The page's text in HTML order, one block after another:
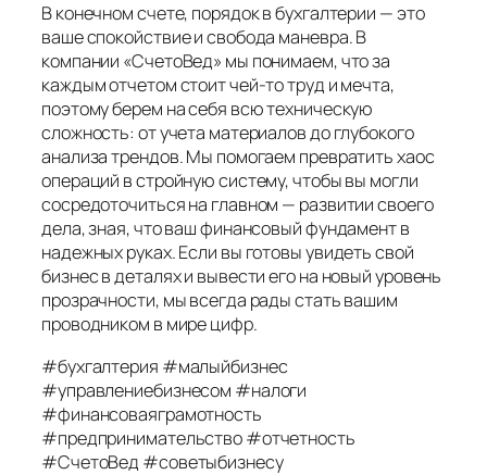
В конечном счете, порядок в бухгалтерии — это
ваше спокойствие и свобода маневра. В
компании «СчетоВед» мы понимаем, что за
каждым отчетом стоит чей-то труд и мечта,
поэтому берем на себя всю техническую
сложность: от учета материалов до глубокого
анализа трендов. Мы помогаем превратить хаос
операций в стройную систему, чтобы вы могли
сосредоточиться на главном — развитии своего
дела, зная, что ваш финансовый фундамент в
надежных руках. Если вы готовы увидеть свой
бизнес в деталях и вывести его на новый уровень
прозрачности, мы всегда рады стать вашим
проводником в мире цифр.
#бухгалтерия #малыйбизнес
#управлениебизнесом #налоги
#финансоваяграмотность
#предпринимательство #отчетность
#СчетоВед #советыбизнесу